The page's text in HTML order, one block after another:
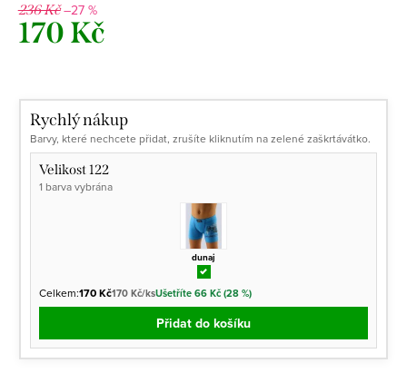
236 Kč–27 %
170 Kč
Rychlý nákup
Barvy, které nechcete přidat, zrušíte kliknutím na zelené zaškrtávátko.
Velikost 122
1 barva vybrána
dunaj
Celkem:170 Kč170 Kč/ksUšetříte 66 Kč (28 %)
Přidat do košíku